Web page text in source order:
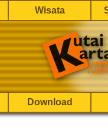
Wisata
Download